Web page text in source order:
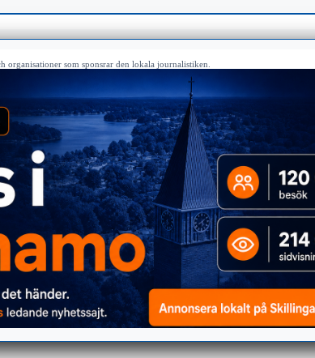
organisationer som sponsrar den lokala journalistiken.